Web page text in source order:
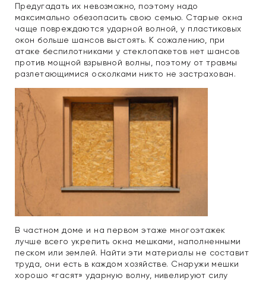
Предугадать их невозможно, поэтому надо
максимально обезопасить свою семью. Старые окна
чаще повреждаются ударной волной, у пластиковых
окон больше шансов выстоять. К сожалению, при
атаке беспилотниками у стеклопакетов нет шансов
против мощной взрывной волны, поэтому от травмы
разлетающимися осколками никто не застрахован.
В частном доме и на первом этаже многоэтажек
лучше всего укрепить окна мешками, наполненными
песком или землей. Найти эти материалы не составит
труда, они есть в каждом хозяйстве. Снаружи мешки
хорошо «гасят» ударную волну, нивелируют силу